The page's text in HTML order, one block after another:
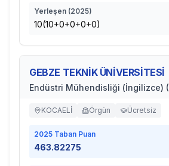
Yerleşen (2025)
10(10+0+0+0+0)
GEBZE TEKNİK ÜNİVERSİTESİ
Endüstri Mühendisliği (İngilizce)
KOCAELİ Örgün Ücretsiz
2025 Taban Puan
463.82275